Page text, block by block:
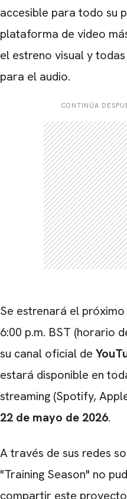
accesible para todo su
plataforma de video
el estreno visual y
para el audio.
CONTINÚA
Se estrenará el próximo
6:00 p.m. BST (horario
su canal oficial de
estará disponible en
streaming (Spotify,
22 de mayo de 2026.
A través de sus redes
"Training Season" no
compartir este